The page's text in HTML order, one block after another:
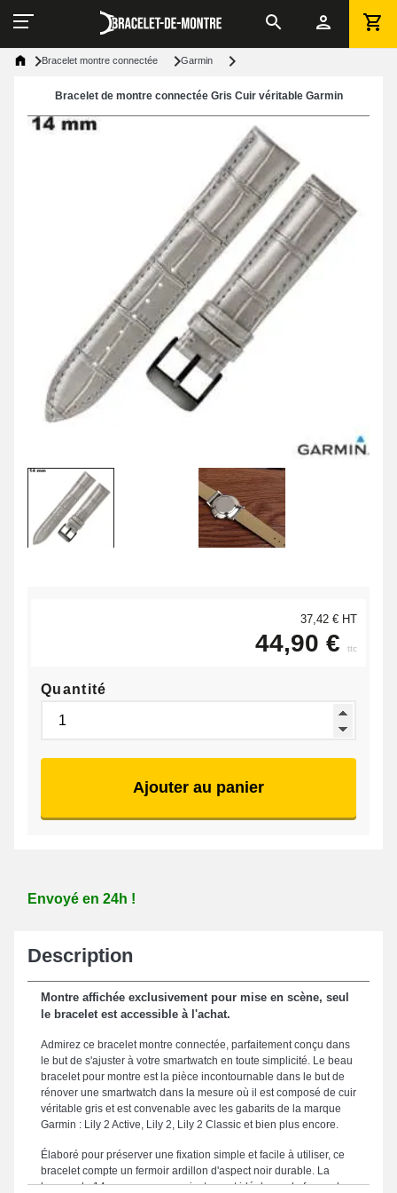
Bracelet montre connectée Garmin
Bracelet de montre connectée Gris Cuir véritable Garmin
37,42 € HT
44,90 € ttc
Quantité
Ajouter au panier
Envoyé en 24h !
Description
Montre affichée exclusivement pour mise en scène, seul
le bracelet est accessible à l'achat.
Admirez ce bracelet montre connectée, parfaitement conçu dans
le but de s'ajuster à votre smartwatch en toute simplicité. Le beau
bracelet pour montre est la pièce incontournable dans le but de
rénover une smartwatch dans la mesure où il est composé de cuir
véritable gris et est convenable avec les gabarits de la marque
Garmin : Lily 2 Active, Lily 2, Lily 2 Classic et bien plus encore.
Élaboré pour préserver une fixation simple et facile à utiliser, ce
bracelet compte un fermoir ardillon d'aspect noir durable. La
largeur de 14 mm procure un ajustement idéal avec la forme de